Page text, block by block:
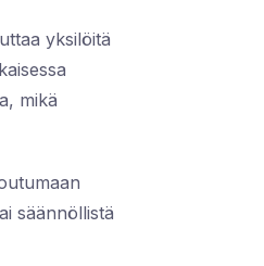
yksilöitä
mikä
säännöllistä